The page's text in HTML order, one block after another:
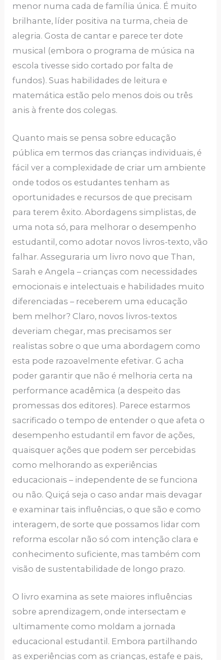
menor numa cada de família única. É muito
brilhante, líder positiva na turma, cheia de
alegria. Gosta de cantar e parece ter dote
musical (embora o programa de música na
escola tivesse sido cortado por falta de
fundos). Suas habilidades de leitura e
matemática estão pelo menos dois ou três
anis à frente dos colegas.
Quanto mais se pensa sobre educação
pública em termos das crianças individuais, é
fácil ver a complexidade de criar um ambiente
onde todos os estudantes tenham as
oportunidades e recursos de que precisam
para terem êxito. Abordagens simplistas, de
uma nota só, para melhorar o desempenho
estudantil, como adotar novos livros-texto, vão
falhar. Asseguraria um livro novo que Than,
Sarah e Angela – crianças com necessidades
emocionais e intelectuais e habilidades muito
diferenciadas – receberem uma educação
bem melhor? Claro, novos livros-textos
deveriam chegar, mas precisamos ser
realistas sobre o que uma abordagem como
esta pode razoavelmente efetivar. G acha
poder garantir que não é melhoria certa na
performance acadêmica (a despeito das
promessas dos editores). Parece estarmos
sacrificado o tempo de entender o que afeta o
desempenho estudantil em favor de ações,
quaisquer ações que podem ser percebidas
como melhorando as experiências
educacionais – independente de se funciona
ou não. Quiçá seja o caso andar mais devagar
e examinar tais influências, o que são e como
interagem, de sorte que possamos lidar com
reforma escolar não só com intenção clara e
conhecimento suficiente, mas também com
visão de sustentabilidade de longo prazo.
O livro examina as sete maiores influências
sobre aprendizagem, onde intersectam e
ultimamente como moldam a jornada
educacional estudantil. Embora partilhando
as experiências com as crianças, estafe e pais,